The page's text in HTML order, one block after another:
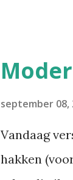
Inschrijven
2025 Sinds
Wegwijs in
publiceer
september 08,
Vandaag
hakken